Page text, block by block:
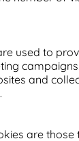
used to
and
are those